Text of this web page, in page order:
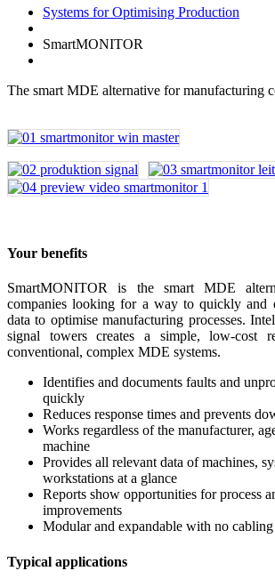
Systems for Optimising Production
SmartMONITOR
The smart MDE alternative for manufacturing
Your benefits
SmartMONITOR is the smart MDE
companies looking for a way to quickly and
data to optimise manufacturing processes.
signal towers creates a simple, low-cost
conventional, complex MDE systems.
Identifies and documents faults and
quickly
Reduces response times and prevents
Works regardless of the manufacturer,
machine
Provides all relevant data of machines,
workstations at a glance
Reports show opportunities for process
improvements
Modular and expandable with no
Typical applications